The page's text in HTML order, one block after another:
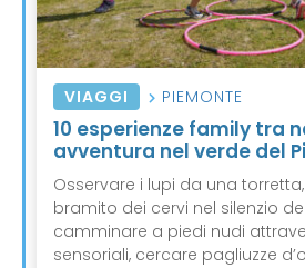
VIAGGI PIEMONTE
10 esperienze family tra
avventura nel verde del
Osservare i lupi da una
bramito dei cervi nel silenzio
camminare a piedi nudi
sensoriali, cercare pagliuzze